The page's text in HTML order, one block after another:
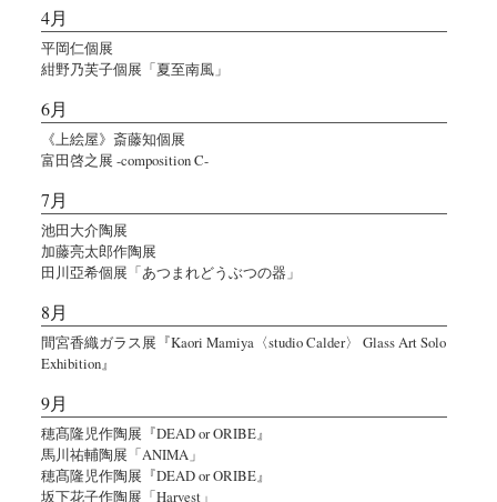
4月
平岡仁個展
紺野乃芙子個展「夏至南風」
6月
《上絵屋》斎藤知個展
富田啓之展 -composition C-
7月
池田大介陶展
加藤亮太郎作陶展
田川亞希個展「あつまれどうぶつの器」
8月
間宮香織ガラス展『Kaori Mamiya〈studio Calder〉 Glass Art Solo
Exhibition』
9月
穂髙隆児作陶展『DEAD or ORIBE』
馬川祐輔陶展「ANIMA」
穂髙隆児作陶展『DEAD or ORIBE』
坂下花子作陶展「Harvest」